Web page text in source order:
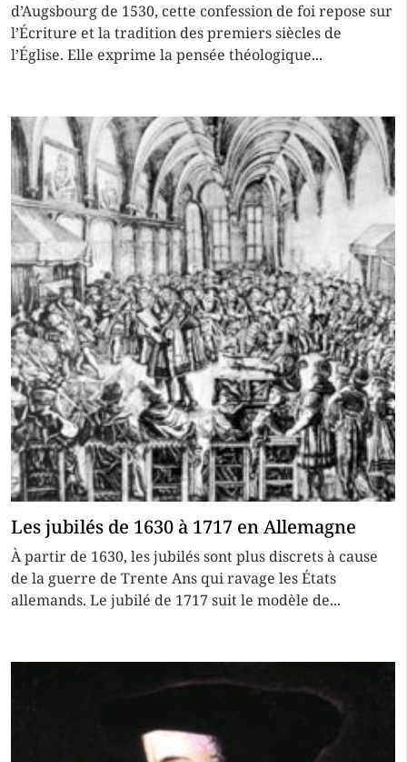
d’Augsbourg de 1530, cette confession de foi repose sur
l’Écriture et la tradition des premiers siècles de
l’Église. Elle exprime la pensée théologique...
Les jubilés de 1630 à 1717 en Allemagne
À partir de 1630, les jubilés sont plus discrets à cause
de la guerre de Trente Ans qui ravage les États
allemands. Le jubilé de 1717 suit le modèle de...